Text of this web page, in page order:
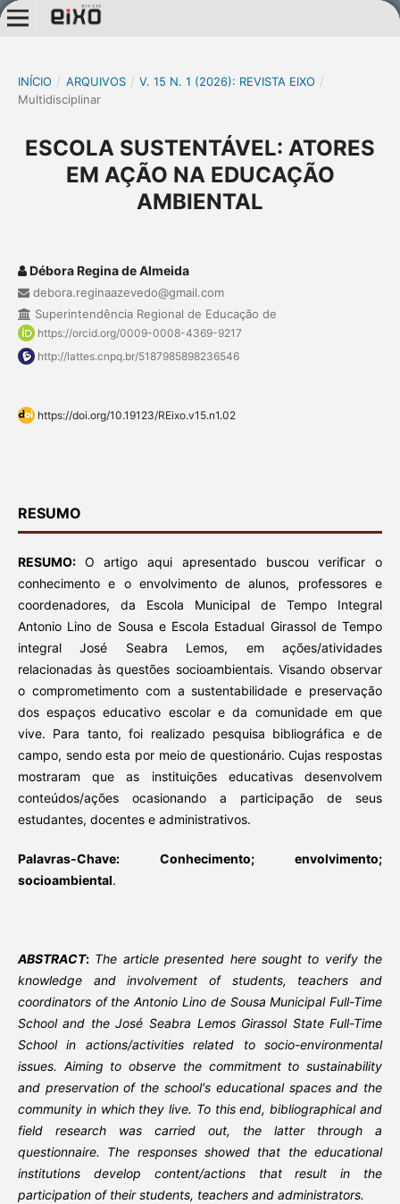
INÍCIO / ARQUIVOS / V. 15 N. 1 (2026): REVISTA EIXO /
Multidisciplinar
ESCOLA SUSTENTÁVEL: ATORES
EM AÇÃO NA EDUCAÇÃO
AMBIENTAL
Débora Regina de Almeida
debora.reginaazevedo@gmail.com
Superintendência Regional de Educação de
https://orcid.org/0009-0008-4369-9217
http://lattes.cnpq.br/5187985898236546
https://doi.org/10.19123/REixo.v15.n1.02
RESUMO
RESUMO: O artigo aqui apresentado buscou verificar o
conhecimento e o envolvimento de alunos, professores e
coordenadores, da Escola Municipal de Tempo Integral
Antonio Lino de Sousa e Escola Estadual Girassol de Tempo
integral José Seabra Lemos, em ações/atividades
relacionadas às questões socioambientais. Visando observar
o comprometimento com a sustentabilidade e preservação
dos espaços educativo escolar e da comunidade em que
vive. Para tanto, foi realizado pesquisa bibliográfica e de
campo, sendo esta por meio de questionário. Cujas respostas
mostraram que as instituições educativas desenvolvem
conteúdos/ações ocasionando a participação de seus
estudantes, docentes e administrativos.
Palavras-Chave: Conhecimento; envolvimento;
socioambiental.
ABSTRACT: The article presented here sought to verify the
knowledge and involvement of students, teachers and
coordinators of the Antonio Lino de Sousa Municipal Full-Time
School and the José Seabra Lemos Girassol State Full-Time
School in actions/activities related to socio-environmental
issues. Aiming to observe the commitment to sustainability
and preservation of the school's educational spaces and the
community in which they live. To this end, bibliographical and
field research was carried out, the latter through a
questionnaire. The responses showed that the educational
institutions develop content/actions that result in the
participation of their students, teachers and administrators.